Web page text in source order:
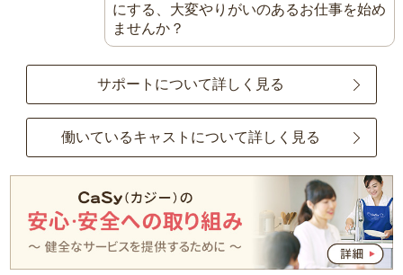
にする、大変やりがいのあるお仕事を始め
ませんか？
サポートについて詳しく見る
働いているキャストについて詳しく見る